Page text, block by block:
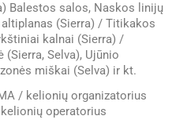
Balestos salos, Naskos linijų
(Sierra) / Titikakos
kalnai (Sierra) /
(Sierra, Selva), Ujūnio
miškai (Selva) ir kt.
/ kelionių organizatorius
operatorius